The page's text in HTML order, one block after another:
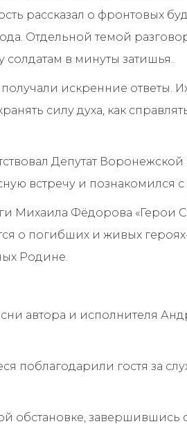
рассказал о фронтовых
Отдельной темой
в минуты затишья.
искренние ответы.
силу духа, как
Депутат
встречу и познакомился
Михаила Фёдорова
о погибших и живых
Родине.
автора и исполнителя
поблагодарили гостя за
обстановке,